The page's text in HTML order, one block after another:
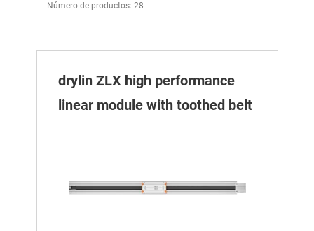
Número de productos: 28
drylin ZLX high performance
linear module with toothed belt